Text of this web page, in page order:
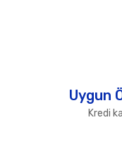
Uygun
Kredi